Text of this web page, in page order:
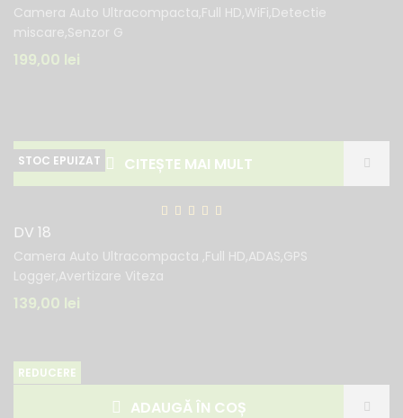
Camera Auto Ultracompacta,Full HD,WiFi,Detectie
miscare,Senzor G
199,00 lei
CITEȘTE MAI MULT
DV 18
Camera Auto Ultracompacta ,Full HD,ADAS,GPS
Logger,Avertizare Viteza
139,00 lei
REDUCERE
ADAUGĂ ÎN COȘ